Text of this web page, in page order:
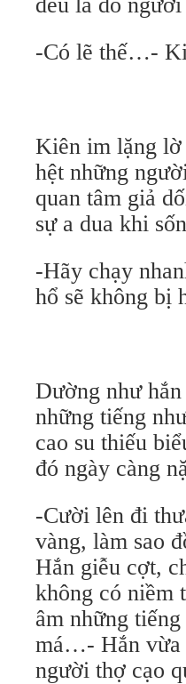
-Có lẽ thế…-
Kiên im lặng lờ
hệt những
quan tâm giả
sự a dua khi
-Hãy chạy
hổ sẽ không bị
Dường như
những tiếng
cao su thiếu
đó ngày càng
-Cười lên đi
vàng, làm sao
Hắn giễu cợt,
không có niềm
âm những
má…- Hắn vừa
người thợ cạo